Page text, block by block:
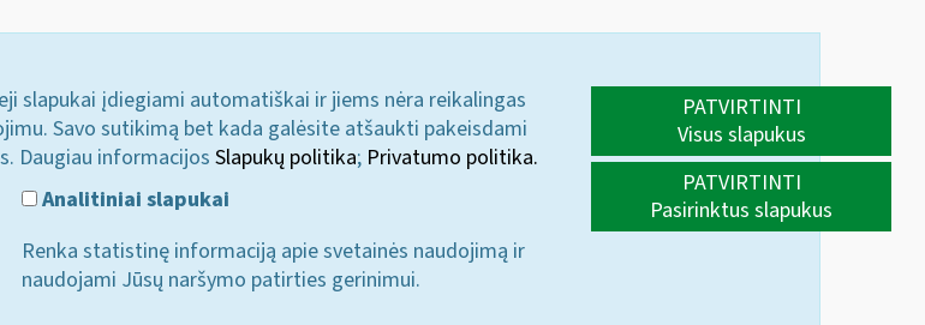
slapukai įdiegiami automatiškai ir jiems nėra reikalingas
Savo sutikimą bet kada galėsite atšaukti pakeisdami
Daugiau informacijos Slapukų politika; Privatumo politika.
Analitiniai slapukai
Renka statistinę informaciją apie svetainės naudojimą ir
naudojami Jūsų naršymo patirties gerinimui.
PATVIRTINTI
Visus slapukus
PATVIRTINTI
Pasirinktus slapukus